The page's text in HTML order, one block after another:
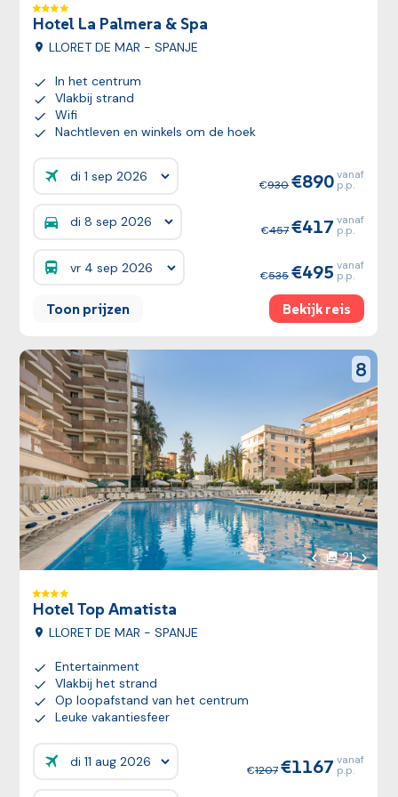
Hotel La Palmera & Spa
LLORET DE MAR - SPANJE
In het centrum
Vlakbij strand
Wifi
Nachtleven en winkels om de hoek
Prijzen: 930 890vanaf
p.p.
Prijzen: 457 417 vanaf
p.p.
Prijzen: 535 495 vanaf
p.p.
Toon prijzen Bekijk reis
8
Bekijk reis
Vorige foto
21
foto's
Hotel Top Amatista
LLORET DE MAR - SPANJE
Entertainment
Vlakbij het strand
Op loopafstand van het centrum
Leuke vakantiesfeer
Prijzen: 1207 1167 vanaf
p.p.